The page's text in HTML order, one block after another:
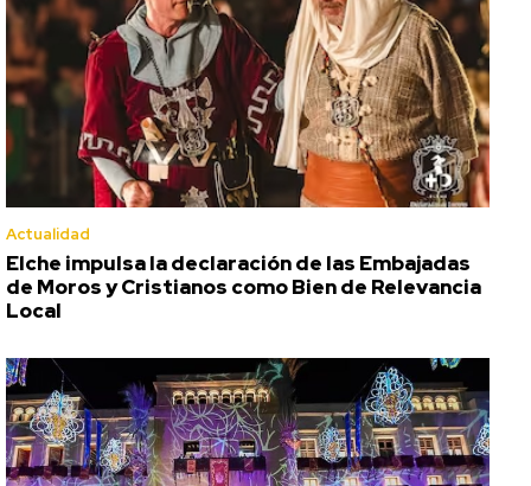
Actualidad
Elche impulsa la declaración de las Embajadas
de Moros y Cristianos como Bien de Relevancia
Local